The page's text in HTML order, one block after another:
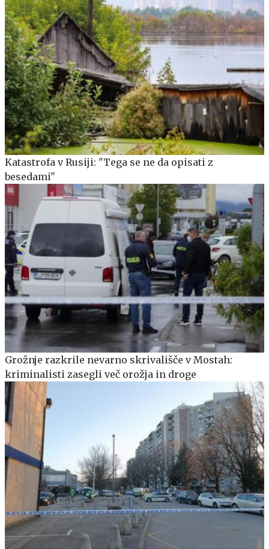
Katastrofa v Rusiji: "Tega se ne da opisati z
besedami"
Grožnje razkrile nevarno skrivališče v Mostah:
kriminalisti zasegli več orožja in droge